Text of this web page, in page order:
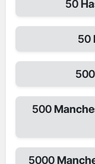
50
50
500
500
5000